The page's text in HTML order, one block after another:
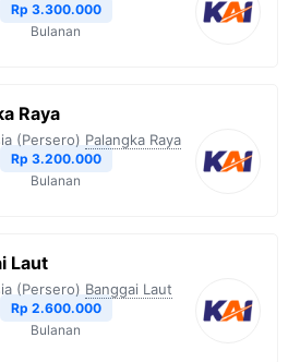
Rp 3.300.000
Bulanan
Raya
(Persero) Palangka Raya
Rp 3.200.000
Bulanan
Laut
(Persero) Banggai Laut
Rp 2.600.000
Bulanan